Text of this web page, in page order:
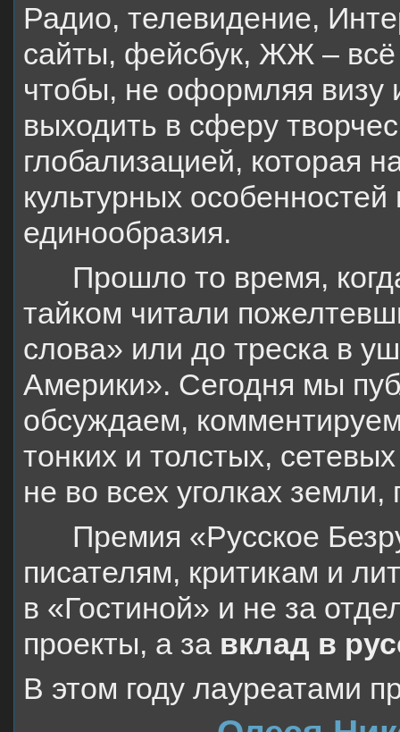
Радио, телевидение,
сайты, фейсбук, ЖЖ – всё
чтобы, не оформляя визу
выходить в сферу
глобализацией, которая
культурных
единообразия.
Прошло то время,
тайком читали
слова» или до треска в
Америки». Сегодня мы
обсуждаем,
тонких и толстых,
не во всех уголках земли,
Премия «Русское
писателям, критикам и
в «Гостиной» и не за
проекты, а за вклад в
В этом году лауреатами